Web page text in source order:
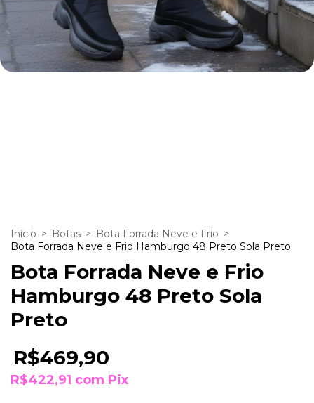
Início > Botas > Bota Forrada Neve e Frio >
Bota Forrada Neve e Frio Hamburgo 48 Preto Sola Preto
Bota Forrada Neve e Frio
Hamburgo 48 Preto Sola
Preto
R$469,90
R$422,91 com Pix